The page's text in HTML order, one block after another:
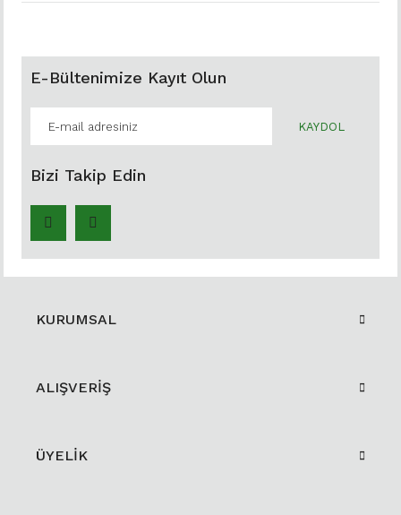
E-Bültenimize Kayıt Olun
KAYDOL
Bizi Takip Edin
KURUMSAL
ALIŞVERİŞ
ÜYELİK